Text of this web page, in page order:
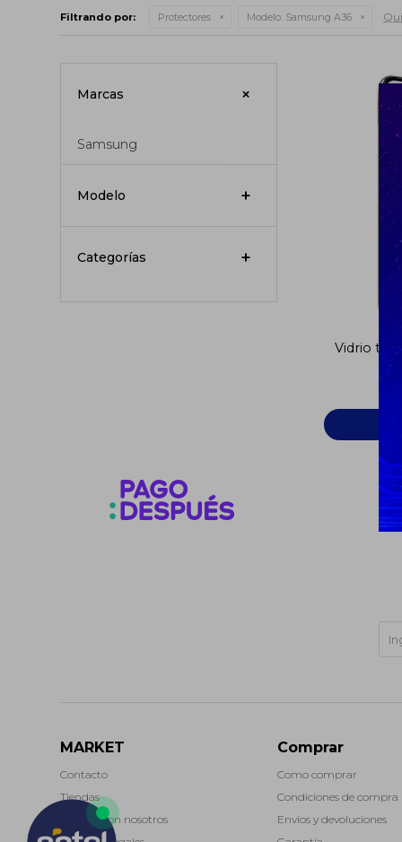
Filtrando por: Protectores Modelo: Samsung A36
Vidrio
Marcas
Samsung
Modelo
Categorías
MARKET
Contacto
Tiendas
Trabaja con nosotros
Comprar
Como comprar
Condiciones de compra
Envíos y devoluciones